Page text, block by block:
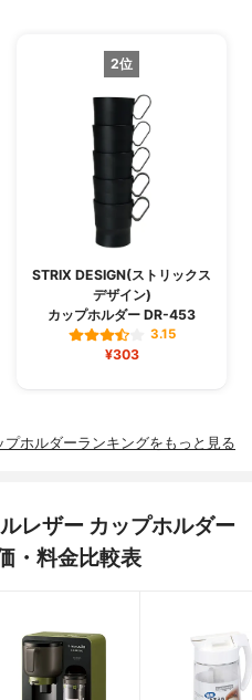
2位
STRIX DESIGN(ストリックス
デザイン)
カップホルダー DR-453
3.15
¥303
プホルダーランキングをもっと見る
レザー カップホルダー
・料金比較表